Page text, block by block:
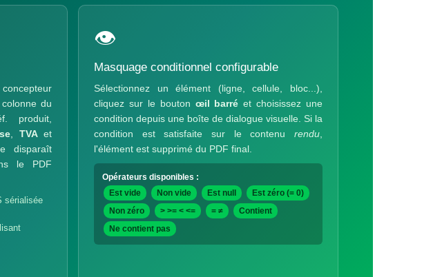
du
produit,
TVAet
disparaît
le PDF
sérialisée
👁
Masquage conditionnel configurable
Sélectionnez un élément (ligne, cellule, bloc...),
cliquez sur le bouton œil barré et choisissez une
condition depuis une boîte de dialogue visuelle. Si la
condition est satisfaite sur le contenu rendu
l'élément est supprimé du PDF final.
Opérateurs disponibles :
Est vide
Non vide Est null
Est zéro (= 0)
Non zéro
> >= < <= = ≠
Contient
Ne contient pas